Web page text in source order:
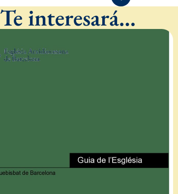
Te interesará…